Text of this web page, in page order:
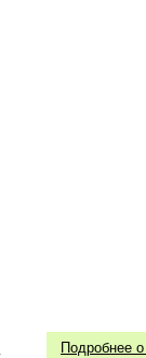
Подробнее о